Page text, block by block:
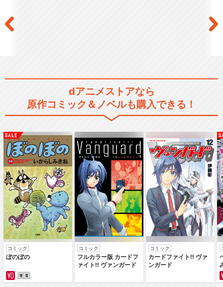
Identity V STAGE Episod…
Identity V STAGE Episod…
Identity V STAGE Episod…
Identity V STAGE Episod…
dアニメストアなら
原作コミック＆ノベルも購入できる！
コミック
ぼのぼの
コミック
フルカラー版 カードフ
ァイト‼ ヴァンガード
コミック
カードファイト‼ ヴァ
ンガード